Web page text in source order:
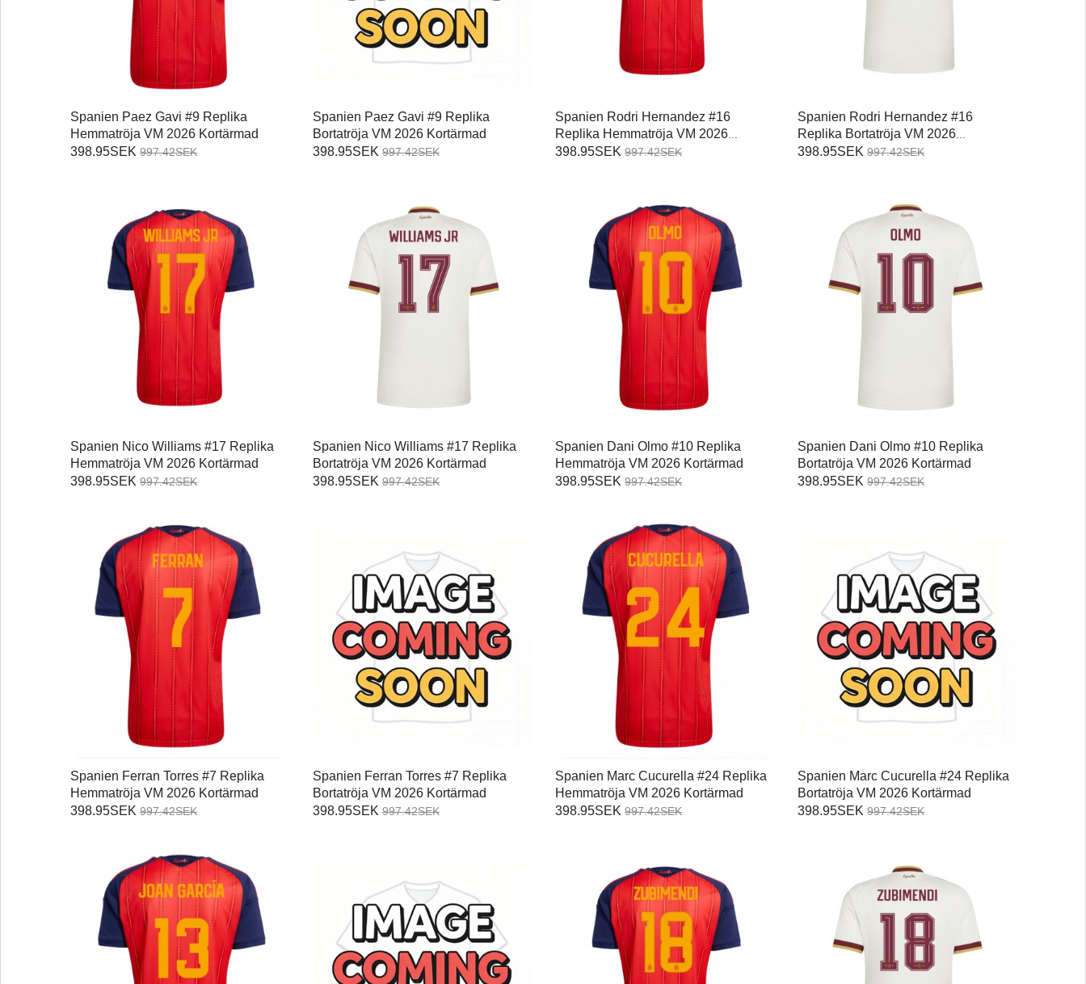
Spanien Paez Gavi #9 Replika
Hemmatröja VM 2026 Kortärmad
398.95SEK 997.42SEK
Spanien Paez Gavi #9 Replika
Bortatröja VM 2026 Kortärmad
398.95SEK 997.42SEK
Spanien Rodri Hernandez #16
Replika Hemmatröja VM 2026
Kortärmad
398.95SEK 997.42SEK
Spanien Rodri Hernandez #16
Replika Bortatröja VM 2026
Kortärmad
398.95SEK 997.42SEK
Spanien Nico Williams #17 Replika
Hemmatröja VM 2026 Kortärmad
398.95SEK 997.42SEK
Spanien Nico Williams #17 Replika
Bortatröja VM 2026 Kortärmad
398.95SEK 997.42SEK
Spanien Dani Olmo #10 Replika
Hemmatröja VM 2026 Kortärmad
398.95SEK 997.42SEK
Spanien Dani Olmo #10 Replika
Bortatröja VM 2026 Kortärmad
398.95SEK 997.42SEK
Spanien Ferran Torres #7 Replika
Hemmatröja VM 2026 Kortärmad
398.95SEK 997.42SEK
Spanien Ferran Torres #7 Replika
Bortatröja VM 2026 Kortärmad
398.95SEK 997.42SEK
Spanien Marc Cucurella #24 Replika
Hemmatröja VM 2026 Kortärmad
398.95SEK 997.42SEK
Spanien Marc Cucurella #24 Replika
Bortatröja VM 2026 Kortärmad
398.95SEK 997.42SEK